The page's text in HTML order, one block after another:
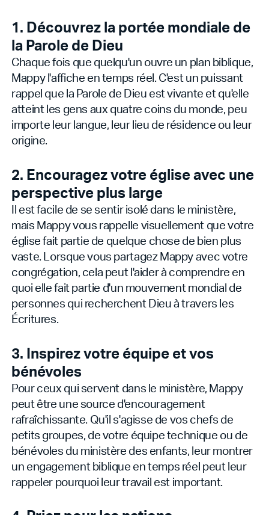
1. Découvrez la portée mondiale de
la Parole de Dieu
Chaque fois que quelqu'un ouvre un plan biblique,
Mappy l'affiche en temps réel. C'est un puissant
rappel que la Parole de Dieu est vivante et qu'elle
atteint les gens aux quatre coins du monde, peu
importe leur langue, leur lieu de résidence ou leur
origine.
2. Encouragez votre église avec une
perspective plus large
Il est facile de se sentir isolé dans le ministère,
mais Mappy vous rappelle visuellement que votre
église fait partie de quelque chose de bien plus
vaste. Lorsque vous partagez Mappy avec votre
congrégation, cela peut l'aider à comprendre en
quoi elle fait partie d'un mouvement mondial de
personnes qui recherchent Dieu à travers les
Écritures.
3. Inspirez votre équipe et vos
bénévoles
Pour ceux qui servent dans le ministère, Mappy
peut être une source d'encouragement
rafraîchissante. Qu'il s'agisse de vos chefs de
petits groupes, de votre équipe technique ou de
bénévoles du ministère des enfants, leur montrer
un engagement biblique en temps réel peut leur
rappeler pourquoi leur travail est important.